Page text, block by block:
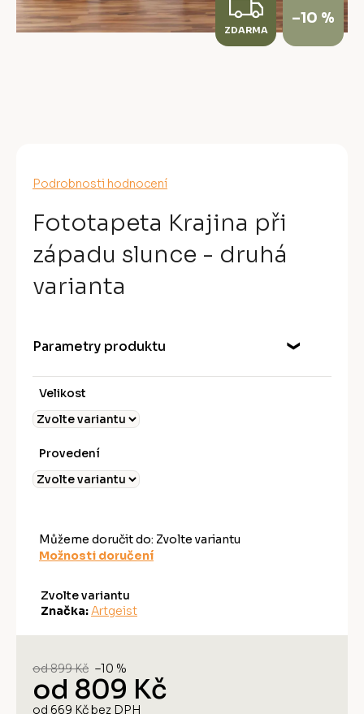
Průměrné
produktu
je
0,0
z
hvězdiček.
Podrobnosti hodnocení
Fototapeta Krajina při
západu slunce - druhá
varianta
Parametry produktu
Velikost
Provedení
Můžeme doručit do: Zvolte variantu
Možnosti doručení
Zvolte variantu
Značka: Artgeist
od 899 Kč –10 %
od 809 Kč
od 669 Kčbez DPH
Z
D
ZDARMA
–10 %